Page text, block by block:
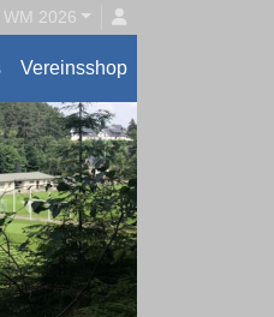
WM 2026
Vereinsshop